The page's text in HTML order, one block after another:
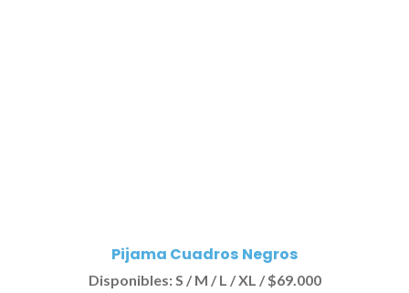
Pijama Cuadros Negros
Disponibles: S / M / L / XL / $69.000